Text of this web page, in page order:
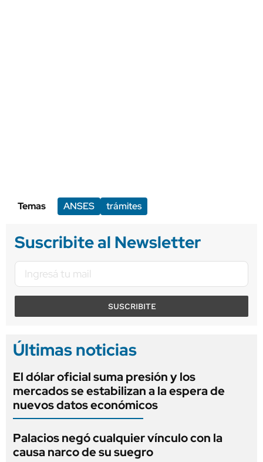
Temas ANSES trámites
Suscribite al Newsletter
SUSCRIBITE
Últimas noticias
El dólar oficial suma presión y los
mercados se estabilizan a la espera de
nuevos datos económicos
Palacios negó cualquier vínculo con la
causa narco de su suegro